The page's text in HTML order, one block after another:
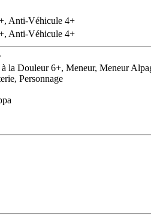
Anti-Véhicule 4+
Anti-Véhicule 4+
la Douleur 6+, Meneur, Meneur
Personnage